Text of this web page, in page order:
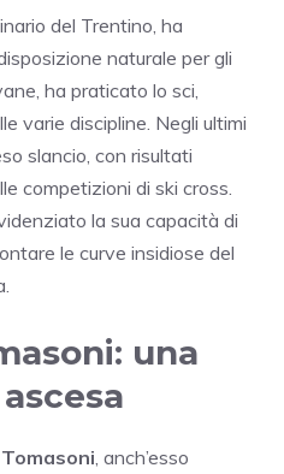
del Trentino, ha
naturale per gli
ha praticato lo sci,
varie discipline. Negli ultimi
slancio, con risultati
competizioni di ski cross.
la sua capacità di
le curve insidiose del
una
, anch’esso